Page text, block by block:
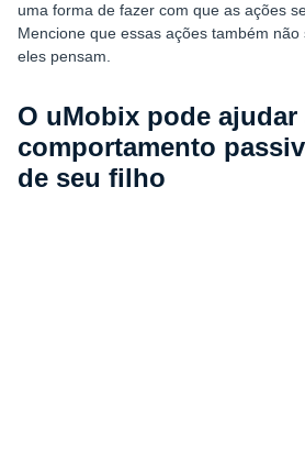
uma forma de fazer com que as ações
Mencione que essas ações também
eles pensam.
O uMobix pode ajudar
comportamento
de seu filho